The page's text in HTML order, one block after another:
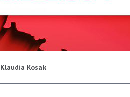
Klaudia Kosak